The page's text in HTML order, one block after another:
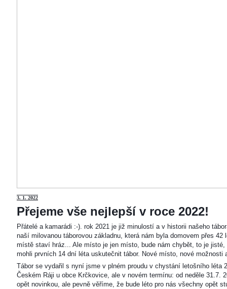
3. 1. 2022
Přejeme vše nejlepší v roce 2022!
Přátelé a kamarádi :-). rok 2021 je již minulostí a v historii našeho
naší milovanou táborovou základnu, která nám byla domovem přes
místě staví hráz... Ale místo je jen místo, bude nám chybět, to je
mohli prvních 14 dní léta uskutečnit tábor. Nové místo, nové
Tábor se vydařil s nyní jsme v plném proudu v chystání letošního léta
Českém Ráji u obce Krčkovice, ale v novém termínu: od neděle 31.7.
opět novinkou, ale pevně věříme, že bude léto pro nás všechny opět